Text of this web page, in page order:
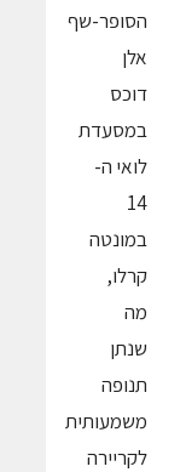
הסופר-שף
אלן
דוכס
במסעדת
לואי ה-
14
במונטה
קרלו,
מה
שנתן
תנופה
משמעותית
לקריירה